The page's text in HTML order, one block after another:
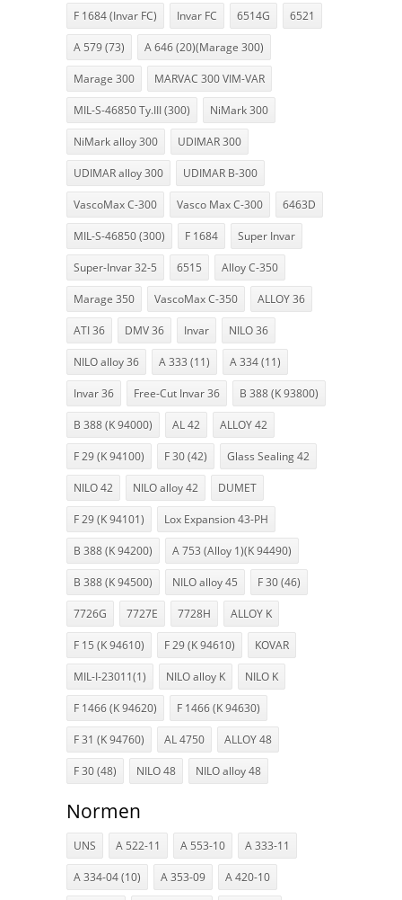
F 1684 (Invar FC) Invar FC 6514G 6521
A 579 (73) A 646 (20)(Marage 300)
Marage 300 MARVAC 300 VIM-VAR
MIL-S-46850 Ty.III (300) NiMark 300
NiMark alloy 300 UDIMAR 300
UDIMAR alloy 300 UDIMAR B-300
VascoMax C-300 Vasco Max C-300 6463D
MIL-S-46850 (300) F 1684 Super Invar
Super-Invar 32-5 6515 Alloy C-350
Marage 350 VascoMax C-350 ALLOY 36
ATI 36 DMV 36 Invar NILO 36
NILO alloy 36 A 333 (11) A 334 (11)
Invar 36 Free-Cut Invar 36 B 388 (K 93800)
B 388 (K 94000) AL 42 ALLOY 42
F 29 (K 94100) F 30 (42) Glass Sealing 42
NILO 42 NILO alloy 42 DUMET
F 29 (K 94101) Lox Expansion 43-PH
B 388 (K 94200) A 753 (Alloy 1)(K 94490)
B 388 (K 94500) NILO alloy 45 F 30 (46)
7726G 7727E 7728H ALLOY K
F 15 (K 94610) F 29 (K 94610) KOVAR
MIL-I-23011(1) NILO alloy K NILO K
F 1466 (K 94620) F 1466 (K 94630)
F 31 (K 94760) AL 4750 ALLOY 48
F 30 (48) NILO 48 NILO alloy 48
Normen
UNS A 522-11 A 553-10 A 333-11
A 334-04 (10) A 353-09 A 420-10